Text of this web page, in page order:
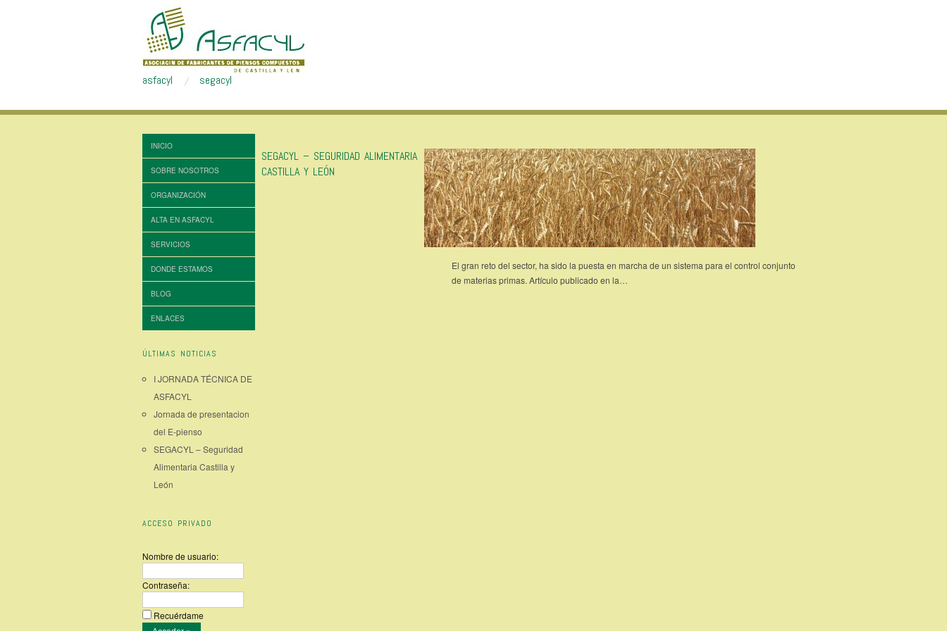
asfacyl segacyl
INICIO
SOBRE NOSOTROS
ORGANIZACIÓN
ALTA EN ASFACYL
SERVICIOS
DONDE ESTAMOS
BLOG
ENLACES
ÚLTIMAS NOTICIAS
I JORNADA TÉCNICA DE
ASFACYL
Jornada de presentacion
del E-pienso
SEGACYL – Seguridad
Alimentaria Castilla y
León
ACCESO PRIVADO
Nombre de usuario:
Contraseña:
Recuérdame
SEGACYL – SEGURIDAD ALIMENTARIA
CASTILLA Y LEÓN
El gran reto del sector, ha sido la puesta en marcha de un sistema para el control conjunto
de materias primas. Artículo publicado en la…